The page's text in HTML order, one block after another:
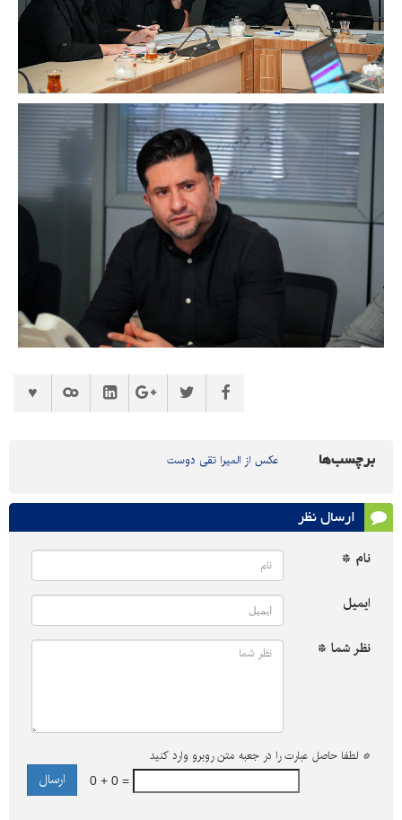
برچسب‌ها عکس از المیرا تقی دوست
ارسال نظر
نام *
ایمیل
نظر شما *
* لطفا حاصل عبارت را در جعبه متن روبرو وارد کنید
0 + 0 =